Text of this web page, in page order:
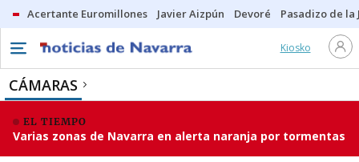
Acertante Euromillones Javier Aizpún Devoré Pasadizo de la
Kiosko
CÁMARAS
EL TIEMPO
Varias zonas de Navarra en alerta naranja por tormentas